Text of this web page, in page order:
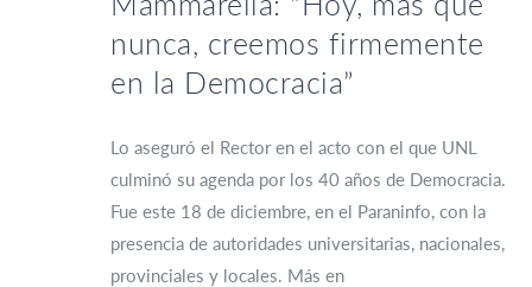
nunca, creemos firmemente
en la Democracia”
Lo aseguró el Rector en el acto con el que UNL
culminó su agenda por los 40 años de Democracia.
Fue este 18 de diciembre, en el Paraninfo, con la
presencia de autoridades universitarias, nacionales,
provinciales y locales. Más en